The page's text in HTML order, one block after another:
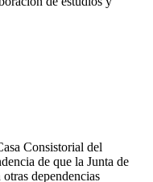
Consistorial del
de que la Junta de
dependencias